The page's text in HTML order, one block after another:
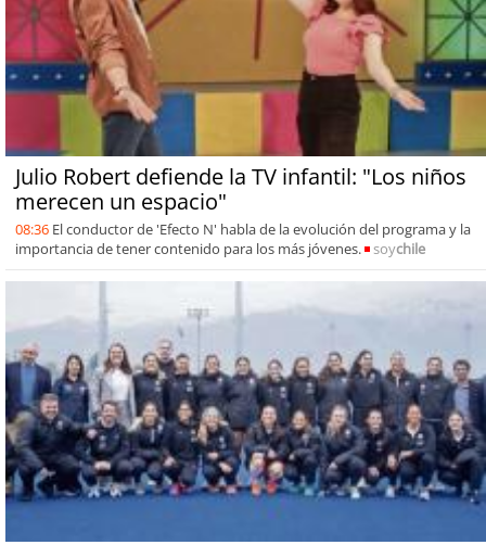
Julio Robert defiende la TV infantil: "Los niños
merecen un espacio"
08:36 El conductor de 'Efecto N' habla de la evolución del programa y la
importancia de tener contenido para los más jóvenes.
soychile